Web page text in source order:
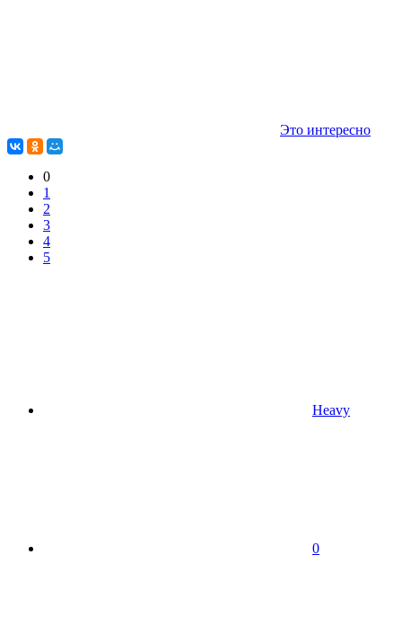
Это интересно
0
1
2
3
4
5
Heavy
0